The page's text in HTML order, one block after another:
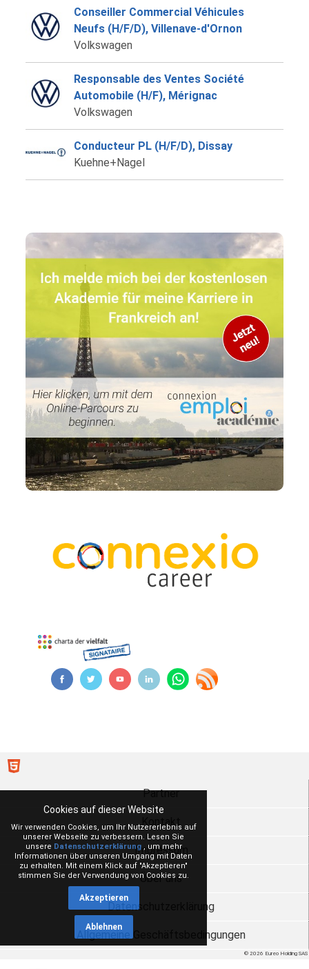
Conseiller Commercial Véhicules
Neufs (H/F/D), Villenave-d'Ornon
Volkswagen
Responsable des Ventes Société
Automobile (H/F), Mérignac
Volkswagen
Conducteur PL (H/F/D), Dissay
Kuehne+Nagel
Cookies auf dieser Website
Wir verwenden Cookies, um Ihr Nutzererlebnis auf
unserer Webseite zu verbessern. Lesen Sie
unsere Datenschutzerklärung, um mehr
Informationen über unseren Umgang mit Daten
zu erhalten. Mit einem Klick auf "Akzeptieren"
stimmen Sie der Verwendung von Cookies zu.
Akzeptieren
Ablehnen
© 2026 Eureo Holding SAS
Partner
Kontakt
Impressum
Über uns
Datenschutzerklärung
Allgemeine Geschäftsbedingungen